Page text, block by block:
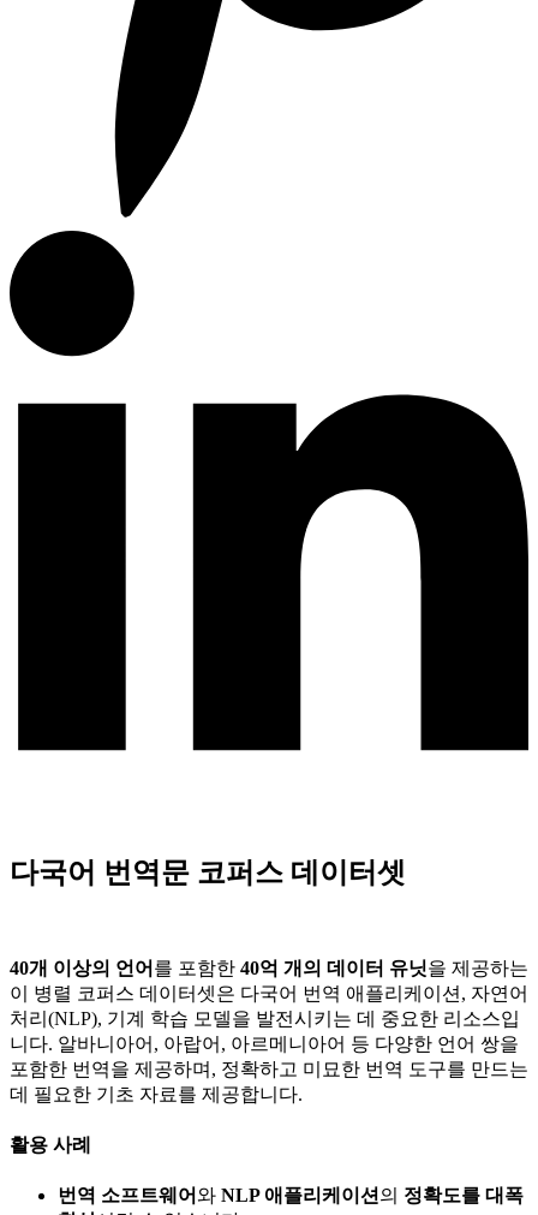
다국어 번역문 코퍼스 데이터셋
40개 이상의 언어 를 포함한 40억 개의 데이터 유닛을 제공하는
이 병렬 코퍼스 데이터셋은 다국어 번역 애플리케이션, 자연어
처리(NLP), 기계 학습 모델을 발전시키는 데 중요한 리소스입
니다. 알바니아어, 아랍어, 아르메니아어 등 다양한 언어 쌍을
포함한 번역을 제공하며, 정확하고 미묘한 번역 도구를 만드는
데 필요한 기초 자료를 제공합니다.
활용 사례
번역 소프트웨어와 NLP 애플리케이션 의 정확도를 대폭